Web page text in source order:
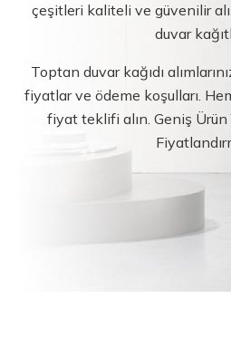
çeşitleri kaliteli ve güvenilir
duvar
Toptan duvar kağıdı
fiyatlar ve ödeme koşulları.
fiyat teklifi alın. Geniş Ürün